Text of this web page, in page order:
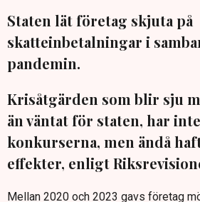
Staten lät företag skjuta på
skatteinbetalningar i
pandemin.
Krisåtgärden som blir sju
än väntat för staten, har
konkurserna, men ändå
effekter, enligt
Mellan 2020 och 2023 gavs företag